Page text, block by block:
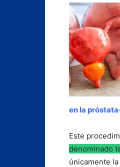
en la
Este
denominado
únicamente